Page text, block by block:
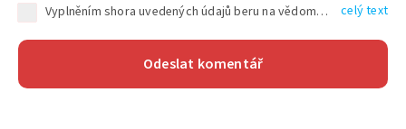
Vyplněním shora uvedených údajů beru na vědomí, že společnost TEXT FACTORY s.r.o., sídlem Brno, Durďákova 336/29, Černá Pole, PSČ: 613 00, IČ: 06157831, zapsané u Krajského soudu v Brně, oddíl C, vložka 100399, bude zpracovávat mé osobní údaje uvedené v rámci mnou vyplněného registračního formuláře na základě oprávněných zájmů TEXT FACTORY s.r.o. dle čl. 6 odst. 1 písm. f) GDPR a pro splnění právních povinností (čl. 6 odst. 1 písm. c) GDPR), a to pro tyto účely: nezbytnost zajistit oprávnění návštěvníka webových stránek provozovaných společností TEXT FACTORY s.r.o. přispívat aktivně ke zveřejněným článkům nebo v rámci diskusních fór a výkon práv TEXT FACTORY s.r.o. jako administrátora těchto diskusních fór. Více informací o zpracování osobních údajů a právech lze nalézt v celý text